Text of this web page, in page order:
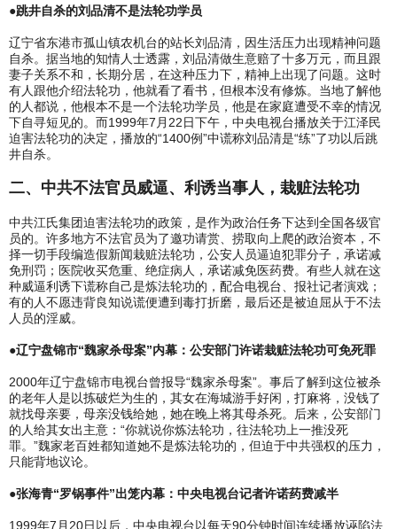
●跳井自杀的刘品清不是法轮功学员
辽宁省东港市孤山镇农机台的站长刘品清，因生活压力出现精神问题
自杀。据当地的知情人士透露，刘品清做生意赔了十多万元，而且跟
妻子关系不和，长期分居，在这种压力下，精神上出现了问题。这时
有人跟他介绍法轮功，他就看了看书，但根本没有修炼。当地了解他
的人都说，他根本不是一个法轮功学员，他是在家庭遭受不幸的情况
下自寻短见的。而1999年7月22日下午，中央电视台播放关于江泽民
迫害法轮功的决定，播放的“1400例”中谎称刘品清是“练”了功以后跳
井自杀。
二、中共不法官员威逼、利诱当事人，栽赃法轮功
中共江氏集团迫害法轮功的政策，是作为政治任务下达到全国各级官
员的。许多地方不法官员为了邀功请赏、捞取向上爬的政治资本，不
择一切手段编造假新闻栽赃法轮功，公安人员逼迫犯罪分子，承诺减
免刑罚；医院收买危重、绝症病人，承诺减免医药费。有些人就在这
种威逼利诱下谎称自己是炼法轮功的，配合电视台、报社记者演戏；
有的人不愿违背良知说谎便遭到毒打折磨，最后还是被迫屈从于不法
人员的淫威。
●辽宁盘锦市“魏家杀母案”内幕：公安部门许诺栽赃法轮功可免死罪
2000年辽宁盘锦市电视台曾报导“魏家杀母案”。事后了解到这位被杀
的老年人是以拣破烂为生的，其女在海城游手好闲，打麻将，没钱了
就找母亲要，母亲没钱给她，她在晚上将其母杀死。后来，公安部门
的人给其女出主意：“你就说你炼法轮功，往法轮功上一推没死
罪。”魏家老百姓都知道她不是炼法轮功的，但迫于中共强权的压力，
只能背地议论。
●张海青“罗锅事件”出笼内幕：中央电视台记者许诺药费减半
1999年7月20日以后，中央电视台以每天90分钟时间连续播放诬陷法